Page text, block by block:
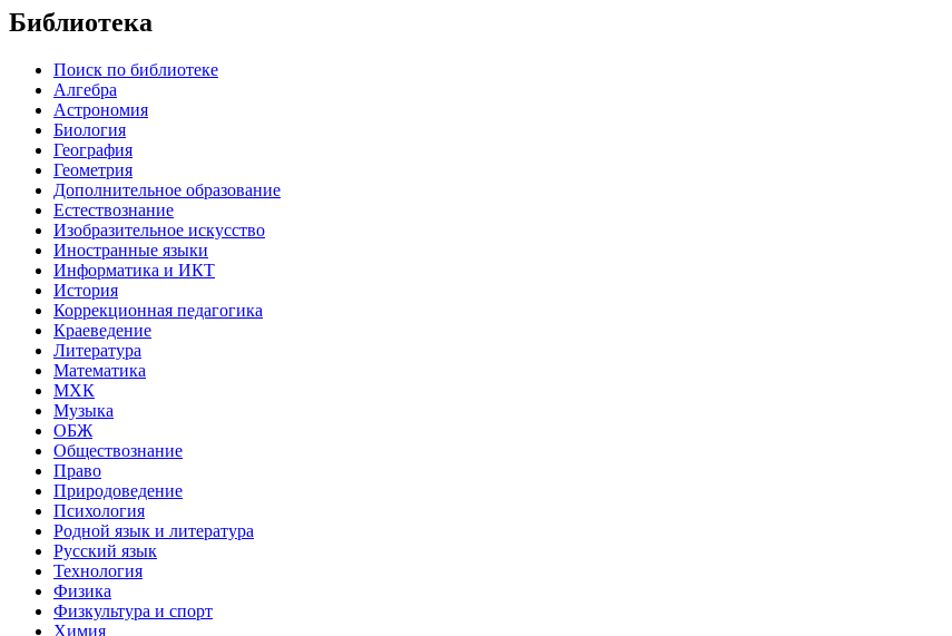
Библиотека
Поиск по библиотеке
Алгебра
Астрономия
Биология
География
Геометрия
Дополнительное образование
Естествознание
Изобразительное искусство
Иностранные языки
Информатика и ИКТ
История
Коррекционная педагогика
Краеведение
Литература
Математика
МХК
Музыка
ОБЖ
Обществознание
Право
Природоведение
Психология
Родной язык и литература
Русский язык
Технология
Физика
Физкультура и спорт
Химия